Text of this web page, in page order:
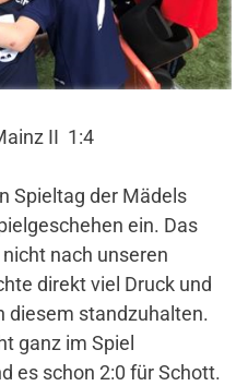
II 1:4
Spieltag der Mädels
ein. Das
nach unseren
direkt viel Druck und
diesem standzuhalten.
ganz im Spiel
es schon 2:0 für Schott.